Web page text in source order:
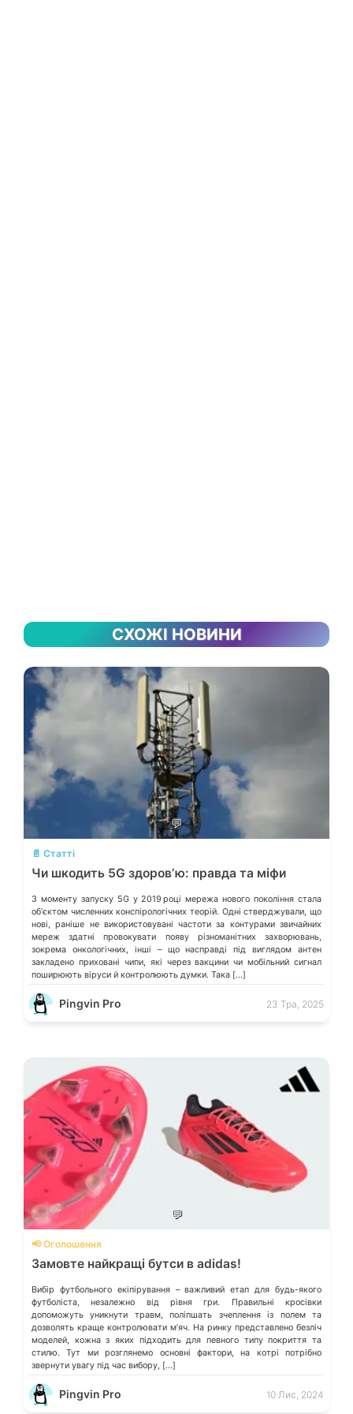
СХОЖІ НОВИНИ
💬
📄 Статті
Чи шкодить 5G здоровʼю: правда та міфи
З моменту запуску 5G у 2019 році мережа нового покоління стала
обʼєктом численних конспірологічних теорій. Одні стверджували, що
нові, раніше не використовувані частоти за контурами звичайних
мереж здатні провокувати появу різноманітних захворювань,
зокрема онкологічних, інші – що насправді під виглядом антен
закладено приховані чипи, які через вакцини чи мобільний сигнал
поширюють віруси й контролюють думки. Така […]
Pingvin Pro 23 Тра, 2025
💬
📢 Оголошення
Замовте найкращі бутси в adidas!
Вибір футбольного екіпірування – важливий етап для будь-якого
футболіста, незалежно від рівня гри. Правильні кросівки
допоможуть уникнути травм, поліпшать зчеплення із полем та
дозволять краще контролювати мʼяч. На ринку представлено безліч
моделей, кожна з яких підходить для певного типу покриття та
стилю. Тут ми розглянемо основні фактори, на котрі потрібно
звернути увагу під час вибору, […]
Pingvin Pro 10 Лис, 2024